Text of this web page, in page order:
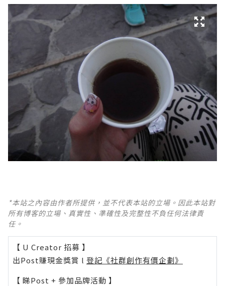
*本站之內容由作者所提供，並不代表本站的立場。因此本站對
所有博客的立場、真實性、準確性及完整性不負任何法律責
任。
【 U Creator 招募 】
出Post賺現金獎賞 l 登記《社群創作有價企劃》
【 睇Post + 參加品牌活動 】